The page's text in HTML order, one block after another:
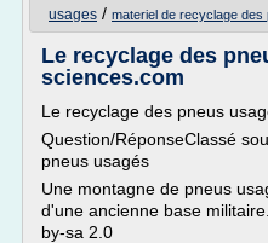
usages / materiel de recyclage des
Le recyclage des
sciences.com
Le recyclage des pneus
Question/RéponseClassé
pneus usagés
Une montagne de pneus
d'une ancienne base
by-sa 2.0